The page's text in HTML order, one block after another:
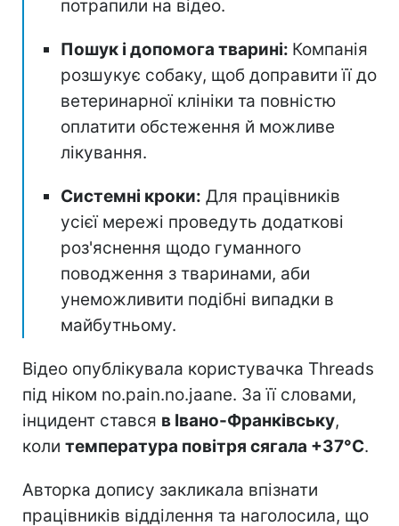
потрапили на відео.
Пошук і допомога тварині: Компанія
розшукує собаку, щоб доправити її до
ветеринарної клініки та повністю
оплатити обстеження й можливе
лікування.
Системні кроки: Для працівників
усієї мережі проведуть додаткові
роз'яснення щодо гуманного
поводження з тваринами, аби
унеможливити подібні випадки в
майбутньому.
Відео опублікувала користувачка Threads
під ніком no.pain.no.jaane. За її словами,
інцидент стався в Івано-Франківську,
коли температура повітря сягала +37°C.
Авторка допису закликала впізнати
працівників відділення та наголосила, що